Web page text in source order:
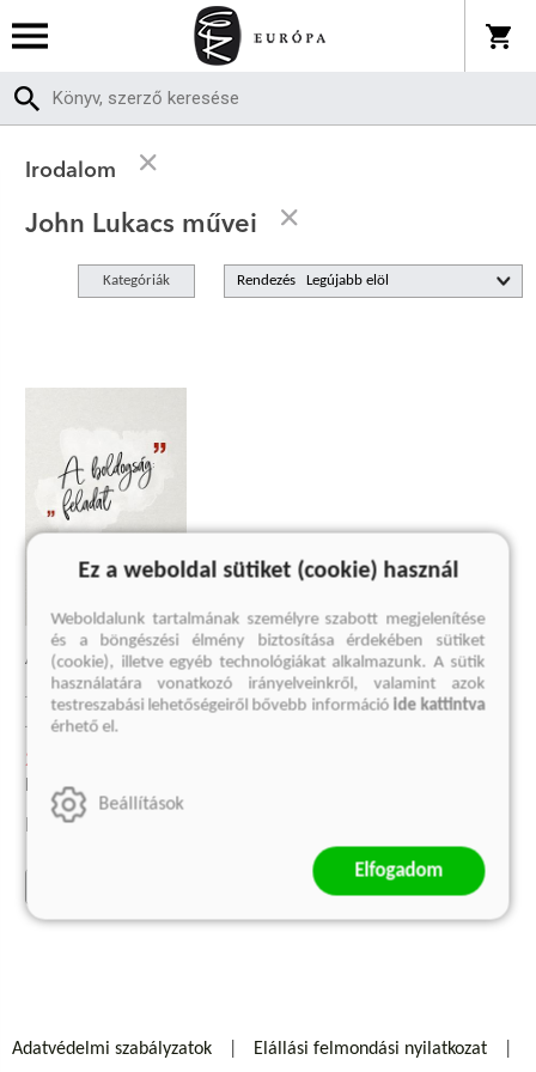
Irodalom
John Lukacs művei
Kategóriák Rendezés
A BOLDOGSÁG: FELADAT
John Lukacs füveskönyve
John Lukacs
2 249 Ft
Korábbi ár:
Eredeti ár:
Adatvédelmi szabályzatok Elállási felmondási nyilatkozat
Ez a weboldal sütiket (cookie) használ
Weboldalunk tartalmának személyre szabott megjelenítése
és a böngészési élmény biztosítása érdekében sütiket
(cookie), illetve egyéb technológiákat alkalmazunk. A sütik
használatára vonatkozó irányelveinkről, valamint azok
testreszabási lehetőségeiről bővebb információ ide kattintva
érhető el.
Beállítások
Elfogadom